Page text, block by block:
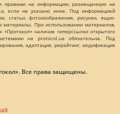
правами на информацию, размещенную на
если не указано иное. Под информацией
статьи, фотоизображения, рисунки, ящик-
материалы. При использовании материалов,
наличие гиперссылки открытого
на protocol.ua обязательна. Под
адаптация, рерайтинг, модификация
Все права защищены.